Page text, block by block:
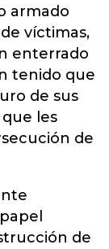
armado
víctimas,
enterrado
tenido que
de sus
les
de
de